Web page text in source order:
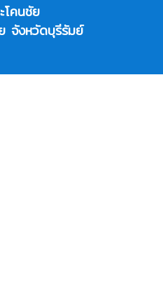
โคนชัย
จังหวัดบุรีรัมย์